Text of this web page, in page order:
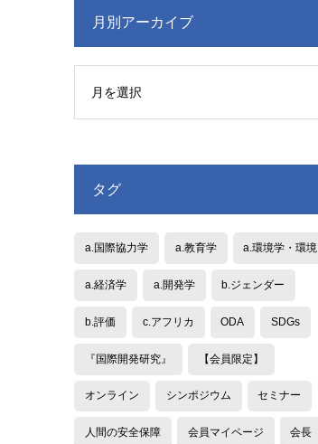
月別アーカイブ
タグ
a.国際協力学 a.教育学 a.環境学・環境
a.経済学 a.開発学 b.ジェンダー
b.評価 c.アフリカ ODA SDGs
『国際開発研究』 【会員限定】
オンライン シンポジウム セミナー
人間の安全保障 会員マイページ 会長